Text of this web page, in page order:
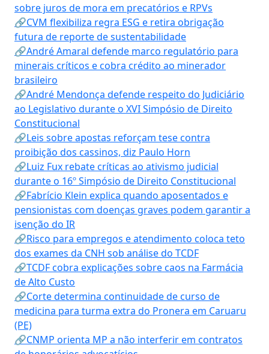
sobre juros de mora em precatórios e RPVs
🔗CVM flexibiliza regra ESG e retira obrigação
futura de reporte de sustentabilidade
🔗André Amaral defende marco regulatório para
minerais críticos e cobra crédito ao minerador
brasileiro
🔗André Mendonça defende respeito do Judiciário
ao Legislativo durante o XVI Simpósio de Direito
Constitucional
🔗Leis sobre apostas reforçam tese contra
proibição dos cassinos, diz Paulo Horn
🔗Luiz Fux rebate críticas ao ativismo judicial
durante o 16º Simpósio de Direito Constitucional
🔗Fabrício Klein explica quando aposentados e
pensionistas com doenças graves podem garantir a
isenção do IR
🔗Risco para empregos e atendimento coloca teto
dos exames da CNH sob análise do TCDF
🔗TCDF cobra explicações sobre caos na Farmácia
de Alto Custo
🔗Corte determina continuidade de curso de
medicina para turma extra do Pronera em Caruaru
(PE)
🔗CNMP orienta MP a não interferir em contratos